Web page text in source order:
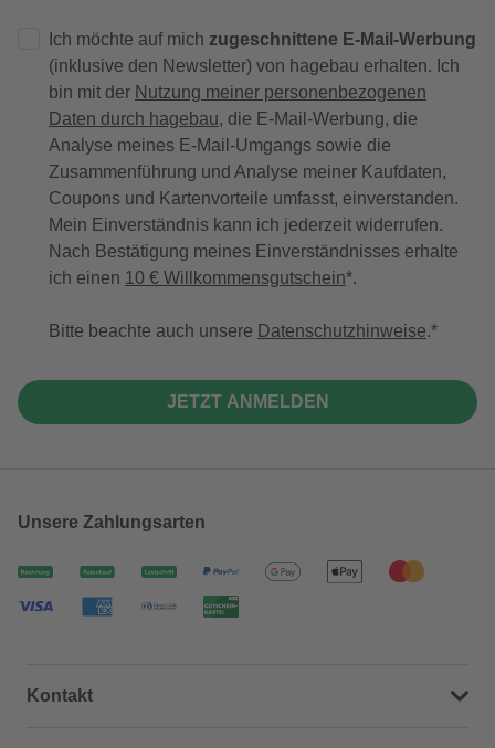
Ich möchte auf mich zugeschnittene E-Mail-Werbung
(inklusive den Newsletter) von hagebau erhalten. Ich
bin mit der Nutzung meiner personenbezogenen
Daten durch hagebau, die E-Mail-Werbung, die
Analyse meines E-Mail-Umgangs sowie die
Zusammenführung und Analyse meiner Kaufdaten,
Coupons und Kartenvorteile umfasst, einverstanden.
Mein Einverständnis kann ich jederzeit widerrufen.
Nach Bestätigung meines Einverständnisses erhalte
ich einen 10 € Willkommensgutschein*.
Bitte beachte auch unsere Datenschutzhinweise.
JETZT ANMELDEN
Unsere Zahlungsarten
Kontakt